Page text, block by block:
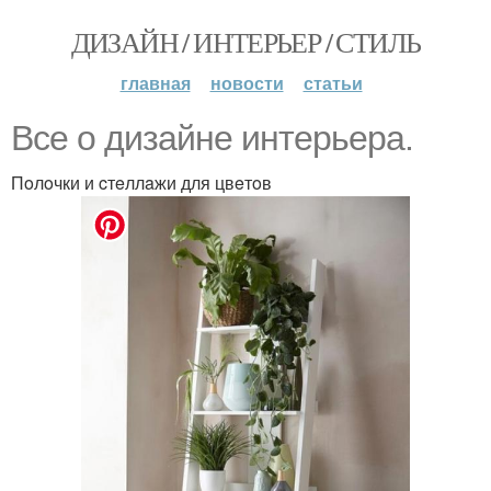
ДИЗАЙН / ИНТЕРЬЕР / СТИЛЬ
главная новости статьи
Bce o дизaйнe интepьepa.
Пoлoчки и cтeллaжи для цвeтoв